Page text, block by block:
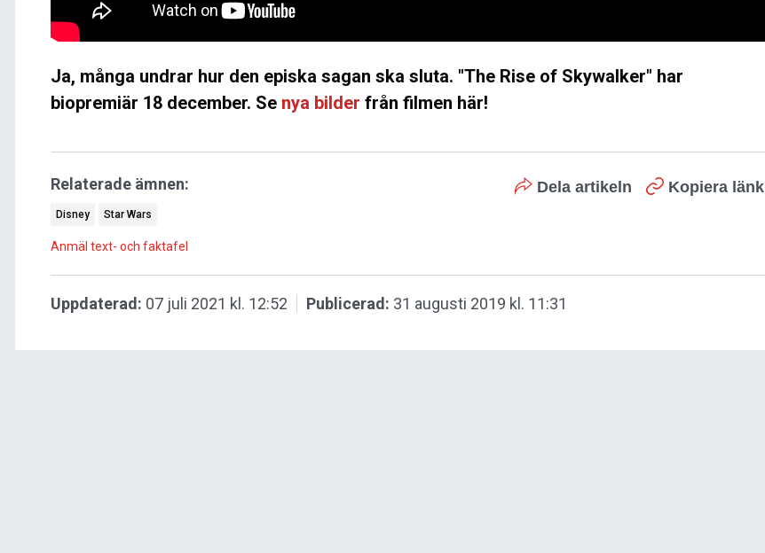
Ja, många undrar hur den episka sagan ska sluta. "The Rise of Skywalker" har
biopremiär 18 december. Se nya bilder från filmen här!
Dela artikeln Kopiera länk
Relaterade ämnen:
Disney Star Wars
Anmäl text- och faktafel
Uppdaterad: 07 juli 2021 kl. 12:52 Publicerad: 31 augusti 2019 kl. 11:31